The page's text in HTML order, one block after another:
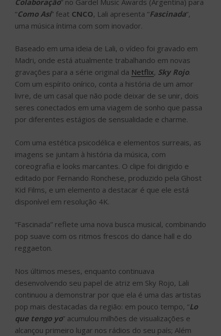
“Como Así” feat CNCO, Lali apresenta “Fascinada“,
uma música íntima com som inovador.
Baseado em uma ideia de Lali, o vídeo foi gravado em
Madri, onde está atualmente trabalhando em novas
gravações para a série original da Netflix, Sky Rojo.
Com um espírito onírico, conta a história de um amor
livre, de um casal que não pode deixar de se unir, dois
seres conectados em uma viagem de sonho que passa
por diferentes estágios de sensualidade e charme.
Com uma estética psicodélica e elementos surreais, as
imagens se juntam à história da música, com
coreografia e looks marcantes. O clipe foi dirigido e
editado por Fernando Ronchese, produzido pela Ghost
Kid Films, e um elemento a destacar é que ele está
disponível em resolução 4K.
“Fascinada” reflete uma nova busca musical, combinando
pop suave com os ritmos frescos do dance hall e do
reggaeton.
Nos últimos meses, enquanto continuava
desenvolvendo seu papel de atriz em Sky Rojo, Lali
continuou a demonstrar por que ela é uma das artistas
pop mais destacadas da região: em pouco tempo, “Lo
que tengo yo” acumulou milhões de visualizações e
alcançou primeiro lugar nos rádios do seu país; Além